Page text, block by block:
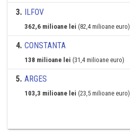
3. ILFOV
362,6 milioane lei (82,4 milioane euro)
4. CONSTANTA
138 milioane lei (31,4 milioane euro)
5. ARGES
103,3 milioane lei (23,5 milioane euro)